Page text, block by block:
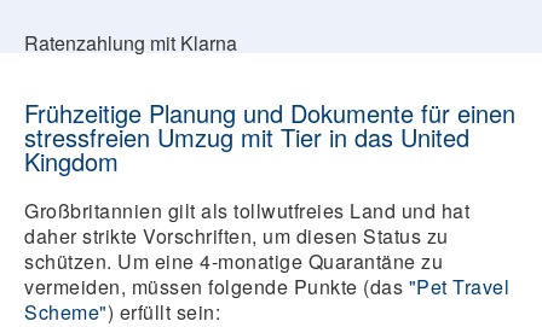
Ratenzahlung mit Klarna
Frühzeitige Planung und Dokumente für einen
stressfreien Umzug mit Tier in das United
Kingdom
Großbritannien gilt als tollwutfreies Land und hat
daher strikte Vorschriften, um diesen Status zu
schützen. Um eine 4-monatige Quarantäne zu
vermeiden, müssen folgende Punkte (das "Pet Travel
Scheme") erfüllt sein: